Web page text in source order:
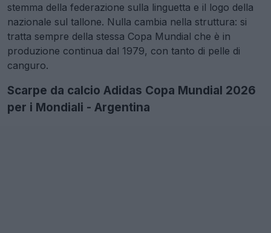
stemma della federazione sulla linguetta e il logo della
nazionale sul tallone. Nulla cambia nella struttura: si
tratta sempre della stessa Copa Mundial che è in
produzione continua dal 1979, con tanto di pelle di
canguro.
Scarpe da calcio Adidas Copa Mundial 2026
per i Mondiali - Argentina